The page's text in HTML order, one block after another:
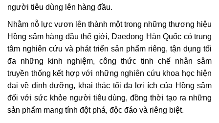
người tiêu dùng lên hàng đầu.
Nhằm nỗ lực vươn lên thành một trong những thương hiệu
Hồng sâm hàng đầu thế giới, Daedong Hàn Quốc có trung
tâm nghiên cứu và phát triển sản phẩm riêng, tận dụng tối
đa những kinh nghiệm, công thức tinh chế nhân sâm
truyền thống kết hợp với những nghiên cứu khoa học hiện
đại về dinh dưỡng, khai thác tối đa lợi ích của Hồng sâm
đối với sức khỏe người tiêu dùng, đồng thời tạo ra những
sản phẩm mang tính đột phá, độc đáo và riêng biệt.